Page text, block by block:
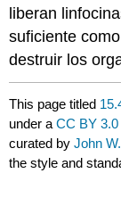
liberan
suficiente
destruir los
This page titled
under aCC BY 3.0
curated byJohn
the style and